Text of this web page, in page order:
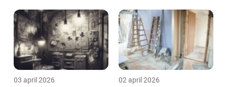
03 april 2026 02 april 2026